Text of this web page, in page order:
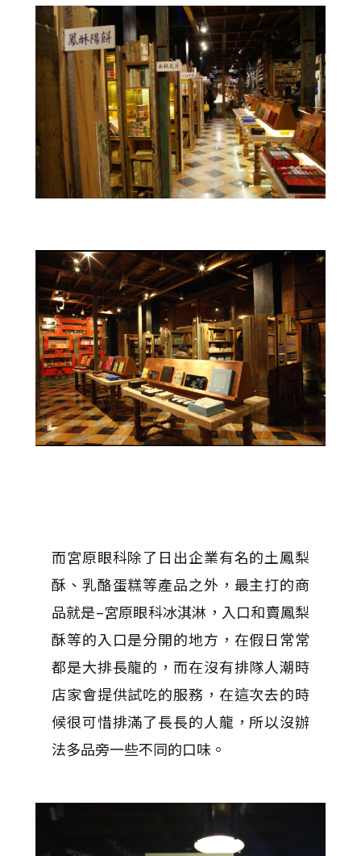
而宮原眼科除了日出企業有名的土鳳梨
酥、乳酪蛋糕等產品之外，最主打的商
品就是–宮原眼科冰淇淋，入口和賣鳳梨
酥等的入口是分開的地方，在假日常常
都是大排長龍的，而在沒有排隊人潮時
店家會提供試吃的服務，在這次去的時
候很可惜排滿了長長的人龍，所以沒辦
法多品旁一些不同的口味。